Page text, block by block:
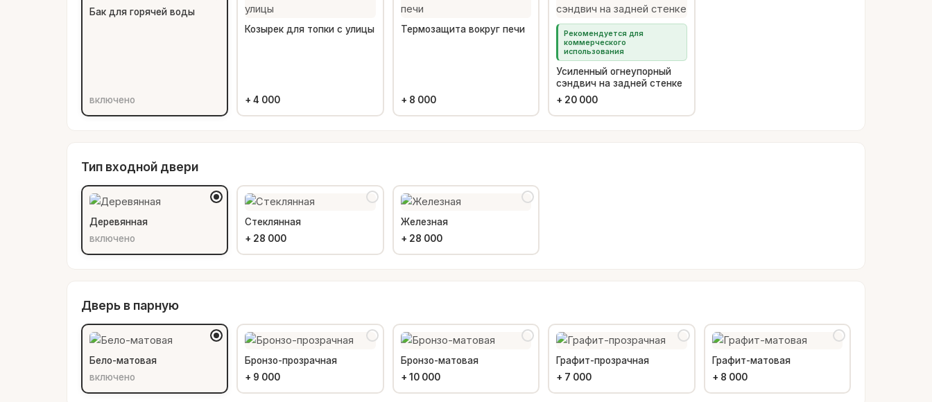
Бак для горячей воды
включено
Козырек для топки с улицы
+4 000
Термозащита вокруг печи
+ 8 000
Рекомендуется для
коммерческого
использования
Усиленный огнеупорный
сэндвич на задней стенке
+ 20 000
Тип входной двери
Деревянная
включено
Стеклянная
+ 28 000
Железная
+ 28 000
Дверь в парную
Бело-матовая
включено
Бронзо-прозрачная
+ 9 000
Бронзо-матовая
+ 10 000
Графит-прозрачная
+ 7 000
Графит-матовая
+ 8 000